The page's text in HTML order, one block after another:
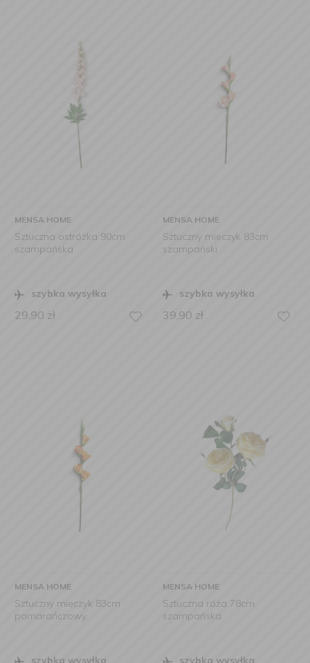
MENSA HOME
Sztuczna ostróżka 90cm
szampańska
szybka wysyłka
29,90 zł
MENSA HOME
Sztuczny mieczyk 83cm
szampański
szybka wysyłka
39,90 zł
MENSA HOME
Sztuczny mieczyk 83cm
pomarańczowy
MENSA HOME
Sztuczna róża 78cm
szampańska